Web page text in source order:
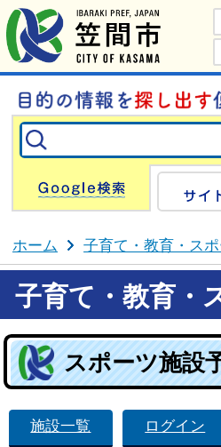
ホーム 子育て・教育・ス
子育て・教育・
スポーツ施設
施設一覧 ログイン